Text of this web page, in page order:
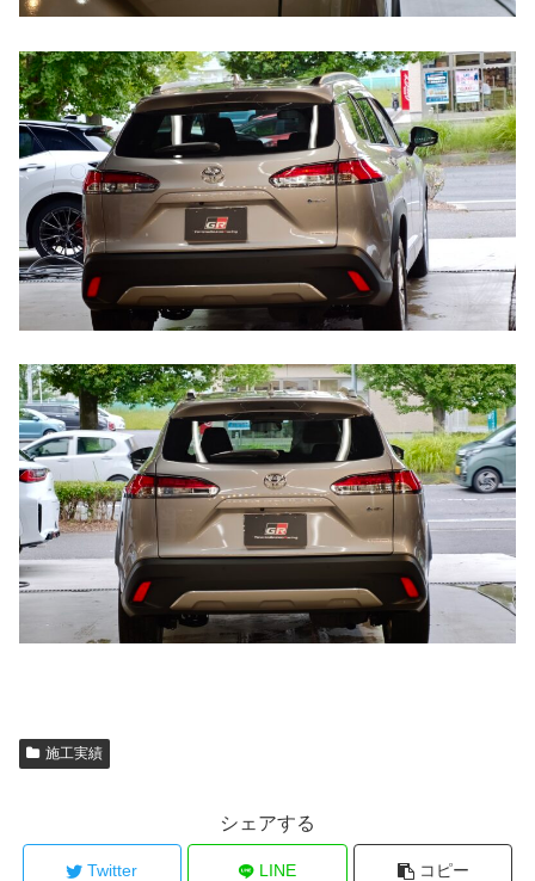
施工実績
シェアする
Twitter LINE コピー